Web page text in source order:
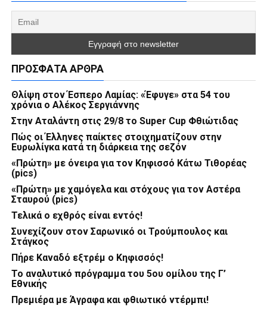
ΠΡΌΣΦΑΤΑ ΆΡΘΡΑ
Θλίψη στον Έσπερο Λαμίας: «Έφυγε» στα 54 του
χρόνια ο Αλέκος Σεργιάννης
Στην Αταλάντη στις 29/8 το Super Cup Φθιώτιδας
Πώς οι Έλληνες παίκτες στοιχηματίζουν στην
Ευρωλίγκα κατά τη διάρκεια της σεζόν
«Πρώτη» με όνειρα για τον Κηφισσό Κάτω Τιθορέας
(pics)
«Πρώτη» με χαμόγελα και στόχους για τον Αστέρα
Σταυρού (pics)
Τελικά ο εχθρός είναι εντός!
Συνεχίζουν στον Σαρωνικό οι Τρούμπουλος και
Στάγκος
Πήρε Καναδό εξτρέμ ο Κηφισσός!
Το αναλυτικό πρόγραμμα του 5ου ομίλου της Γ’
Εθνικής
Πρεμιέρα με Άγραφα και φθιωτικό ντέρμπι!